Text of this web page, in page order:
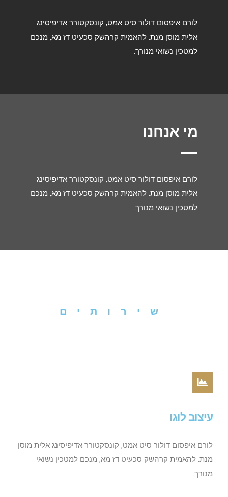
לורם איפסום דולור סיט אמט, קונסקטורר אדיפיסינג
אלית מוסן מנת. להאמית קרהשק סכעיט דז מא, מנכם
למטכין נשואי מנורך.
מי אנחנו
לורם איפסום דולור סיט אמט, קונסקטורר אדיפיסינג
אלית מוסן מנת. להאמית קרהשק סכעיט דז מא, מנכם
למטכין נשואי מנורך.
שירותים
עיצוב לוגו
לורם איפסום דולור סיט אמט, קונסקטורר אדיפיסינג אלית מוסן
מנת. להאמית קרהשק סכעיט דז מא, מנכם למטכין נשואי
מנורך.